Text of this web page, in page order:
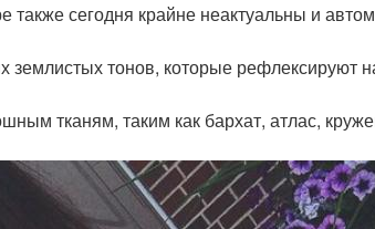
также сегодня крайне неактуальны и
землистых тонов, которые рефлексируют
тканям, таким как бархат, атлас,